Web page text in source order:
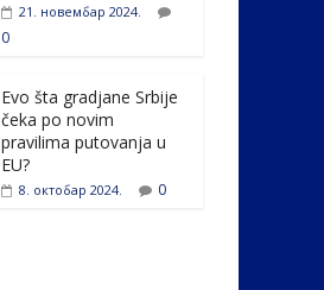
21. новембар 2024.
0
Evo šta gradjane Srbije
čeka po novim
pravilima putovanja u
EU?
8. октобар 2024. 0